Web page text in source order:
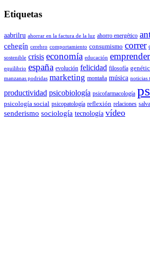
Etiquetas
aabrilru ahorrar en la factura de la luz ahorro energético
cehegín cerebro comportamiento consumismo correr
sostenible crisis economía educación emprender
equilibrio españa evolución felicidad filosofía
manzanas podridas marketing montaña música noticias
productividad psicobiología psicofarmacología
psicología social psicopatología reflexión relaciones
senderismo sociología tecnología vídeo